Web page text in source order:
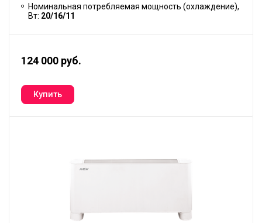
Номинальная потребляемая мощность (охлаждение),
Вт: 20/16/11
124 000 руб.